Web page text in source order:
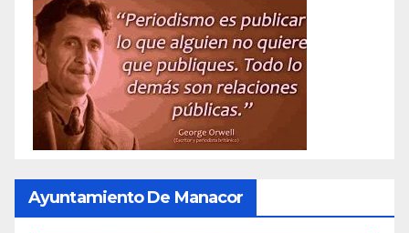
Ayuntamiento De Manacor